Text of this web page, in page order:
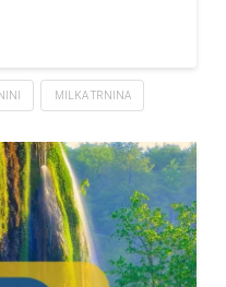
MILKA TRNINA